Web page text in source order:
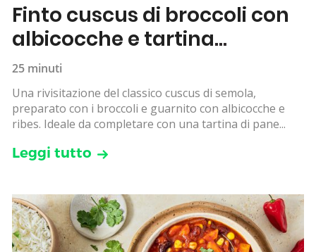
Finto cuscus di broccoli con
albicocche e tartina
all’hummus
25 minuti
Una rivisitazione del classico cuscus di semola,
preparato con i broccoli e guarnito con albicocche e
ribes. Ideale da completare con una tartina di pane...
Leggi tutto